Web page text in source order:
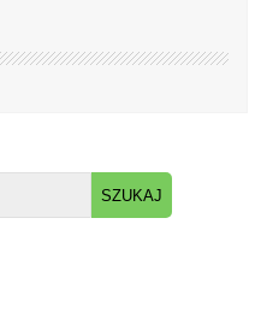
Search
for: